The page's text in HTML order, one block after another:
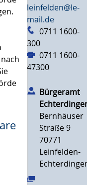
leinfelden@le-
mail.de
0711 1600-
300
0711 1600-
47300
Bürgeramt
Bernhäuser
Straße 9
70771
Leinfelden-